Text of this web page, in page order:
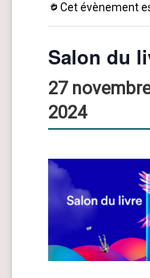
Cet évènement
Salon du
27
2024